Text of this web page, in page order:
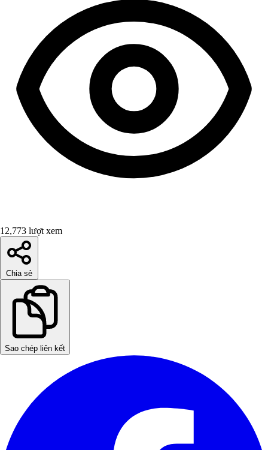
12,773 lượt xem
Chia sẻ
Sao chép liên kết